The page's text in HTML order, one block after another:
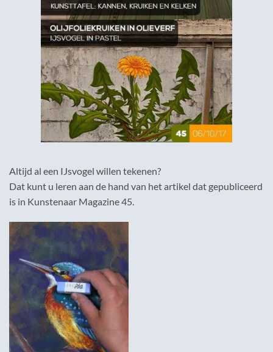
Altijd al een IJsvogel willen tekenen?
Dat kunt u leren aan de hand van het artikel dat gepubliceerd
is in Kunstenaar Magazine 45.